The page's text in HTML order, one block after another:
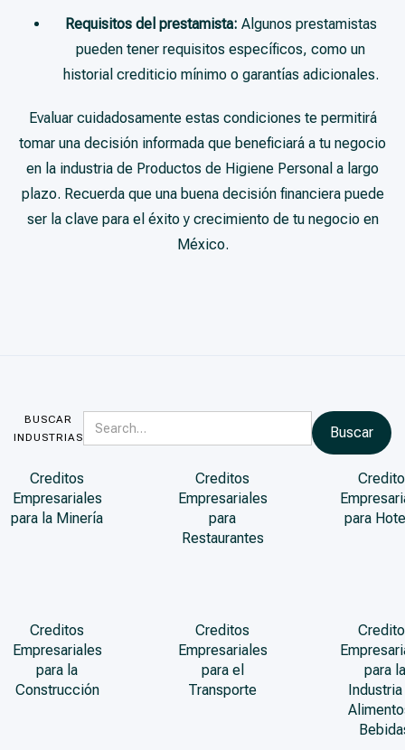
Requisitos del prestamista: Algunos prestamistas
pueden tener requisitos específicos, como un
historial crediticio mínimo o garantías adicionales.
Evaluar cuidadosamente estas condiciones te permitirá
tomar una decisión informada que beneficiará a tu negocio
en la industria de Productos de Higiene Personal a largo
plazo. Recuerda que una buena decisión financiera puede
ser la clave para el éxito y crecimiento de tu negocio en
México.
BUSCAR
INDUSTRIAS
Creditos
Empresariales
para la Minería
Creditos
Empresariales
para
Restaurantes
para
Creditos
Empresariales
para la
Construcción
Creditos
Empresariales
para el
Transporte
para la